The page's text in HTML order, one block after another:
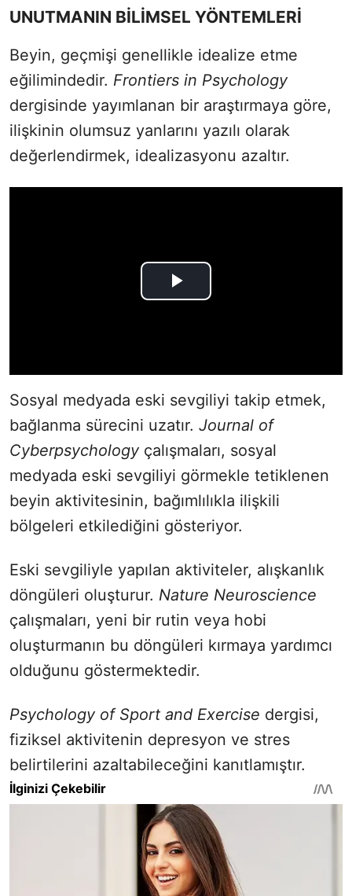
UNUTMANIN BİLİMSEL YÖNTEMLERİ
Beyin, geçmişi genellikle idealize etme
eğilimindedir. Frontiers in Psychology
dergisinde yayımlanan bir araştırmaya göre,
ilişkinin olumsuz yanlarını yazılı olarak
değerlendirmek, idealizasyonu azaltır.
Sosyal medyada eski sevgiliyi takip etmek,
bağlanma sürecini uzatır. Journal of
Cyberpsychology çalışmaları, sosyal
medyada eski sevgiliyi görmekle tetiklenen
beyin aktivitesinin, bağımlılıkla ilişkili
bölgeleri etkilediğini gösteriyor.
Eski sevgiliyle yapılan aktiviteler, alışkanlık
döngüleri oluşturur. Nature Neuroscience
çalışmaları, yeni bir rutin veya hobi
oluşturmanın bu döngüleri kırmaya yardımcı
olduğunu göstermektedir.
Psychology of Sport and Exercise dergisi,
fiziksel aktivitenin depresyon ve stres
belirtilerini azaltabileceğini kanıtlamıştır.